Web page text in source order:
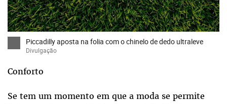
Piccadilly aposta na folia com o chinelo de dedo ultraleve
Divulgação
Conforto
Se tem um momento em que a moda se permite